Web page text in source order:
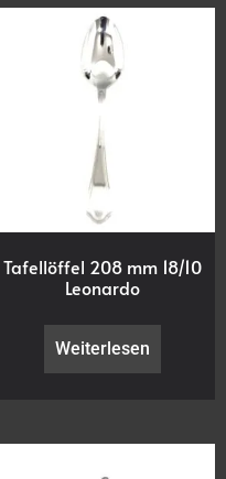
Tafellöffel 208 mm 18/10
Leonardo
Weiterlesen